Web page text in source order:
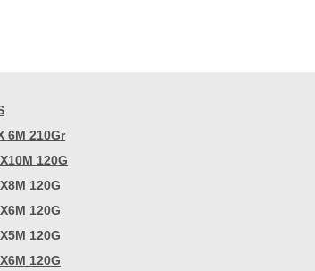
6M 210Gr
120G
120G
120G
120G
120G